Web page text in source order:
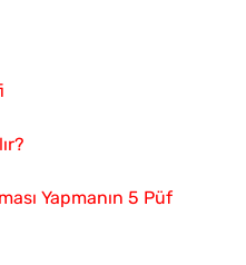
Yapmanın 5 Püf